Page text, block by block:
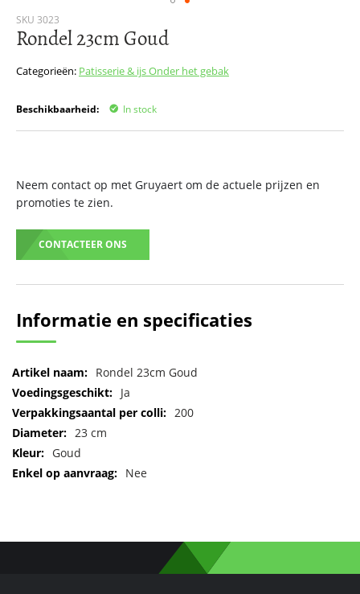
SKU 3023
Rondel 23cm Goud
Categorieën: Patisserie & ijsOnder het gebak
Beschikbaarheid: In stock
Neem contact op met Gruyaert om de actuele prijzen en
promoties te zien.
CONTACTEER ONS
Ga
naar
begin
afbeeldingen-
gallerij
Informatie en specificaties
Meer
informatie
Rondel 23cm Goud
Ja
200
23 cm
Goud
Nee